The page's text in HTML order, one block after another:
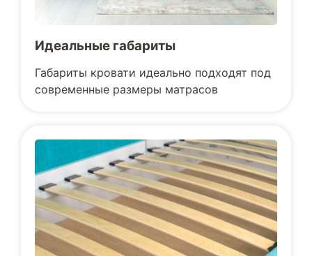
Идеальные габариты
Габариты кровати идеально подходят под
современные размеры матрасов